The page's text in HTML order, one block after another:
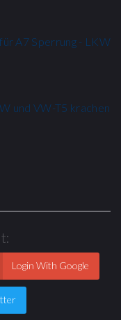
A7 Sperrung - LKW
und VW-T5 krachen
Login With Google